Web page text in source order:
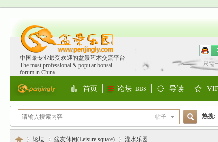
中国最专业最受欢迎的盆景艺术交流平台
The most professional & popular bonsai
forum in China
只需
首页 论坛 BBS 导读
帖子
搜
热搜:
论坛 盆友休闲(Leisure square) 灌水乐园